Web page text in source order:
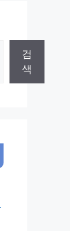
검
색